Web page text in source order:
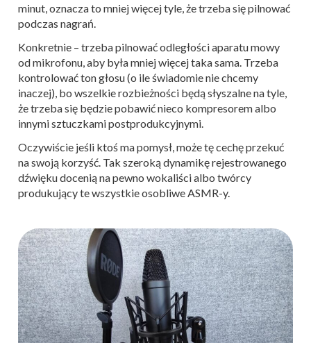
minut, oznacza to mniej więcej tyle, że trzeba się pilnować
podczas nagrań.
Konkretnie – trzeba pilnować odległości aparatu mowy
od mikrofonu, aby była mniej więcej taka sama. Trzeba
kontrolować ton głosu (o ile świadomie nie chcemy
inaczej), bo wszelkie rozbieżności będą słyszalne na tyle,
że trzeba się będzie pobawić nieco kompresorem albo
innymi sztuczkami postprodukcyjnymi.
Oczywiście jeśli ktoś ma pomysł, może tę cechę przekuć
na swoją korzyść. Tak szeroką dynamikę rejestrowanego
dźwięku docenią na pewno wokaliści albo twórcy
produkujący te wszystkie osobliwe ASMR-y.